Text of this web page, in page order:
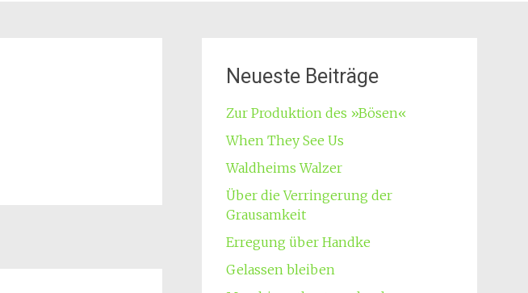
Neueste Beiträge
Zur Produktion des »Bösen«
When They See Us
Waldheims Walzer
Über die Verringerung der
Grausamkeit
Erregung über Handke
Gelassen bleiben